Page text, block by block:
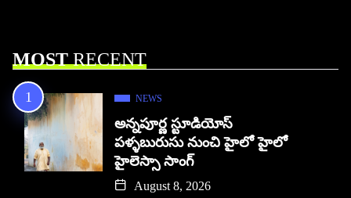
MOSTRECENT
NEWS
అన్నపూర్ణ స్టూడియోస్
పళ్ళబురుసు నుంచి హైలో హైలో
హైలెస్సా సాంగ్
August 8, 2026